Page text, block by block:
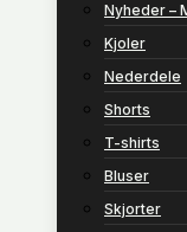
Nyheder –
Kjoler
Nederdele
Shorts
T-shirts
Bluser
Skjorter